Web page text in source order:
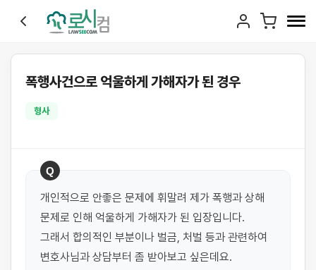
폭행사건으로 억울하게 가해자가 된 경우
형사
Q
개인적으로 안좋은 문제에 휘말려 제가 폭행과 상해
문제로 인해 억울하게 가해자가 된 입장입니다.
그래서 합의적인 부분이나 벌금, 처벌 등과 관련하여
변호사님과 상담부터 좀 받아보고 싶은데요.